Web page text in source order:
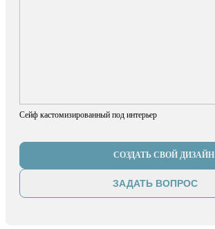
Сейф кастомизированный под интерьер
СОЗДАТЬ СВОЙ ДИЗАЙН
ЗАДАТЬ ВОПРОС